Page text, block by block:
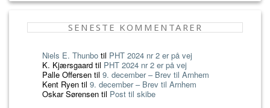
SENESTE KOMMENTARER
Niels E. Thunbo til PHT 2024 nr 2 er på vej
K. Kjærsgaard til PHT 2024 nr 2 er på vej
Palle Offersen til 9. december – Brev til Arnhem
Kent Ryen til 9. december – Brev til Arnhem
Oskar Sørensen til Post til skibe